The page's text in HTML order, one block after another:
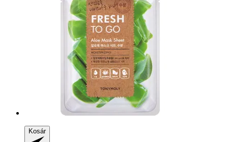
Kosár